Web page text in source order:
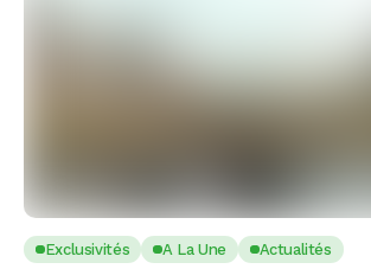
Exclusivités A La Une Actualités